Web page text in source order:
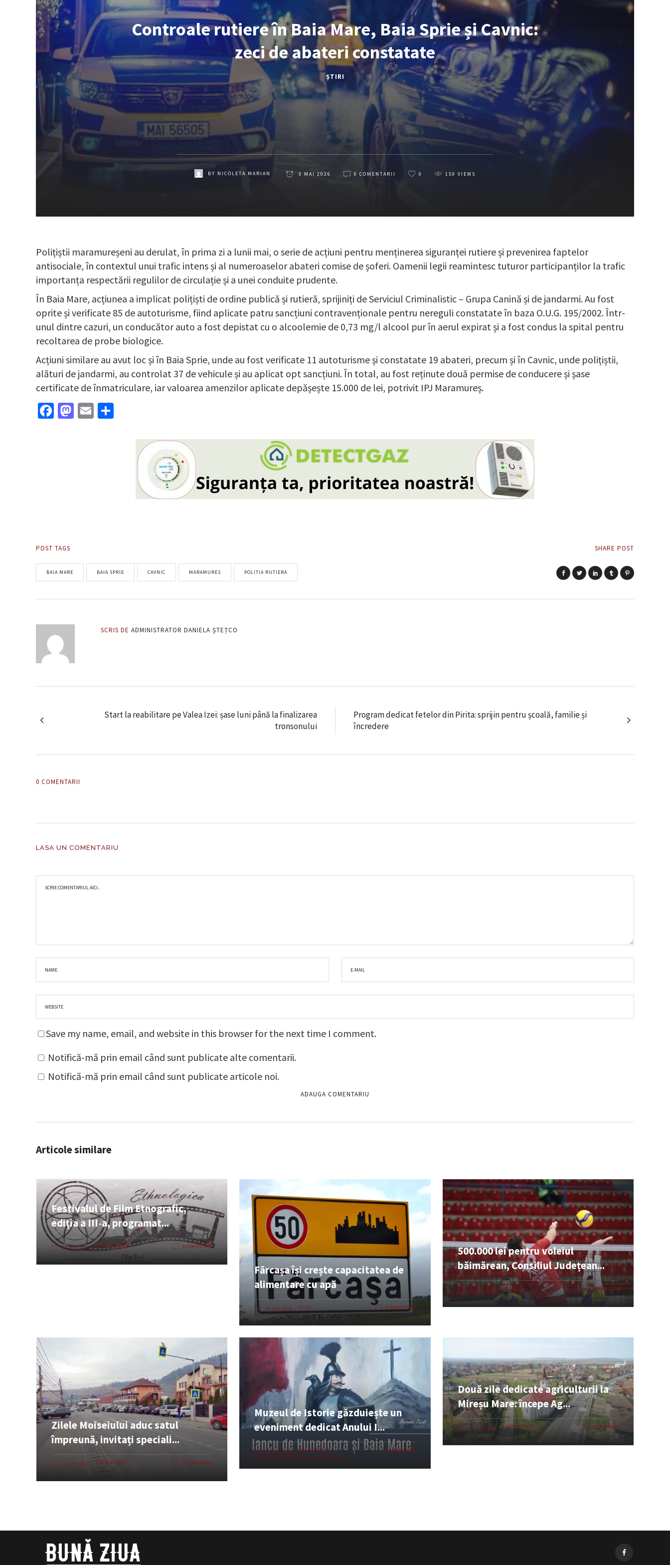
Controale rutiere în Baia Mare, Baia Sprie și Cavnic:
zeci de abateri constatate
ȘTIRI
BY NICOLETA MARIAN 3 MAI 2026 0 COMENTARII 0 150 VIEWS
Polițiștii maramureșeni au derulat, în prima zi a lunii mai, o serie de acțiuni pentru menținerea siguranței rutiere și prevenirea faptelor
antisociale, în contextul unui trafic intens și al numeroaselor abateri comise de șoferi. Oamenii legii reamintesc tuturor participanților la trafic
importanța respectării regulilor de circulație și a unei conduite prudente.
În Baia Mare, acțiunea a implicat polițiști de ordine publică și rutieră, sprijiniți de Serviciul Criminalistic – Grupa Canină și de jandarmi. Au fost
oprite și verificate 85 de autoturisme, fiind aplicate patru sancțiuni contravenționale pentru nereguli constatate în baza O.U.G. 195/2002. Într-
unul dintre cazuri, un conducător auto a fost depistat cu o alcoolemie de 0,73 mg/l alcool pur în aerul expirat și a fost condus la spital pentru
recoltarea de probe biologice.
Acțiuni similare au avut loc și în Baia Sprie, unde au fost verificate 11 autoturisme și constatate 19 abateri, precum și în Cavnic, unde polițiștii,
alături de jandarmi, au controlat 37 de vehicule și au aplicat opt sancțiuni. În total, au fost reținute două permise de conducere și șase
certificate de înmatriculare, iar valoarea amenzilor aplicate depășește 15.000 de lei, potrivit IPJ Maramureș.
Facebook
Mastodon
Email
POST TAGS
BAIA MARE BAIA SPRIE CAVNIC MARAMURES POLITIA RUTIERA
SHARE POST
SCRIS DE ADMINISTRATOR DANIELA ȘTEȚCO
Start la reabilitare pe Valea Izei: șase luni până la finalizarea
tronsonului
Program dedicat fetelor din Pirita: sprijin pentru școală, familie și
încredere
0 COMENTARII
LASA UN COMENTARIU
Save my name, email, and website in this browser for the next time I comment.
Notifică-mă prin email când sunt publicate alte comentarii.
Notifică-mă prin email când sunt publicate articole noi.
Articole similare
Festivalul de Film Etnografic,
ediția a III‑a, programat...
07 AUG. 2026 EVENIMENTE 0 COMENTARII
Fărcașa își crește capacitatea de
alimentare cu apă
07 AUG. 2026 ȘTIRI 0 COMENTARII
500.000 lei pentru voleiul
băimărean, Consiliul Județean...
07 AUG. 2026 SPORT 0 COMENTARII
Zilele Moiseiului aduc satul
împreună, invitați speciali...
06 AUG. 2026 EVENIMENTE 0 COMENTARII
Muzeul de Istorie găzduiește un
eveniment dedicat Anului I...
06 AUG. 2026 EVENIMENTE 0 COMENTARII
Două zile dedicate agriculturii la
Mireșu Mare: începe Ag...
06 AUG. 2026 EVENIMENTE 0 COMENTARII